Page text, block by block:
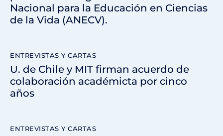
Nacional para la Educación en Ciencias
de la Vida (ANECV).
ENTREVISTAS Y CARTAS
U. de Chile y MIT firman acuerdo de
colaboración académicta por cinco
años
ENTREVISTAS Y CARTAS